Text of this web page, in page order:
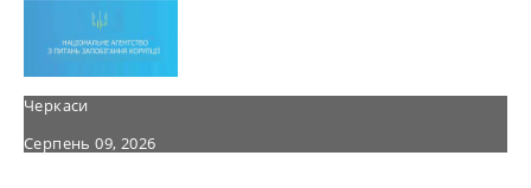
Черкаси
Серпень 09, 2026